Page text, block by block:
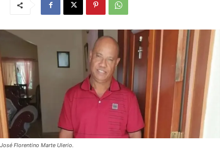
José Florentino Marte Ulerio.